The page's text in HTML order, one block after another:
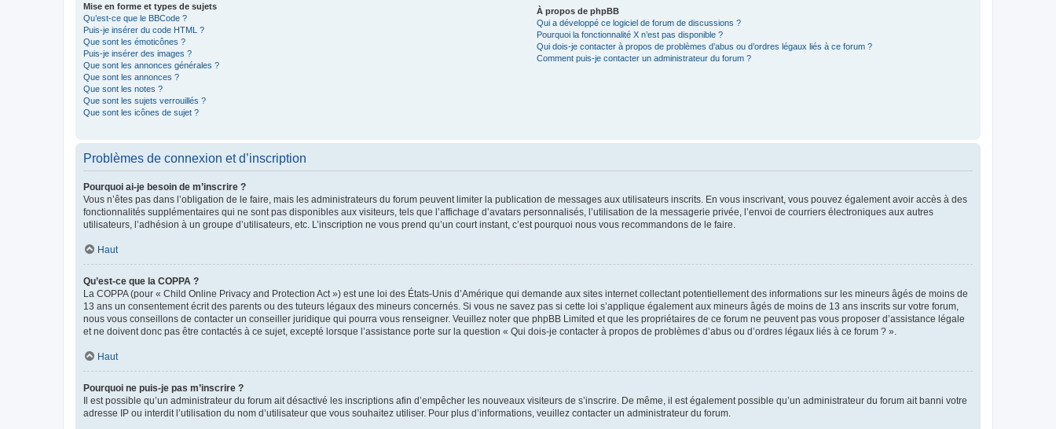
Mise en forme et types de sujets
Qu’est-ce que le BBCode ?
Puis-je insérer du code HTML ?
Que sont les émoticônes ?
Puis-je insérer des images ?
Que sont les annonces générales ?
Que sont les annonces ?
Que sont les notes ?
Que sont les sujets verrouillés ?
Que sont les icônes de sujet ?
À propos de phpBB
Qui a développé ce logiciel de forum de discussions ?
Pourquoi la fonctionnalité X n’est pas disponible ?
Qui dois-je contacter à propos de problèmes d’abus ou d’ordres légaux liés à ce forum ?
Comment puis-je contacter un administrateur du forum ?
Problèmes de connexion et d’inscription
Pourquoi ai-je besoin de m’inscrire ?
Vous n’êtes pas dans l’obligation de le faire, mais les administrateurs du forum peuvent limiter la publication de messages aux utilisateurs inscrits. En vous inscrivant, vous pouvez également avoir accès à des
fonctionnalités supplémentaires qui ne sont pas disponibles aux visiteurs, tels que l’affichage d’avatars personnalisés, l’utilisation de la messagerie privée, l’envoi de courriers électroniques aux autres
utilisateurs, l’adhésion à un groupe d’utilisateurs, etc. L’inscription ne vous prend qu’un court instant, c’est pourquoi nous vous recommandons de le faire.
Haut
Qu’est-ce que la COPPA ?
La COPPA (pour « Child Online Privacy and Protection Act ») est une loi des États-Unis d’Amérique qui demande aux sites internet collectant potentiellement des informations sur les mineurs âgés de moins de
13 ans un consentement écrit des parents ou des tuteurs légaux des mineurs concernés. Si vous ne savez pas si cette loi s’applique également aux mineurs âgés de moins de 13 ans inscrits sur votre forum,
nous vous conseillons de contacter un conseiller juridique qui pourra vous renseigner. Veuillez noter que phpBB Limited et que les propriétaires de ce forum ne peuvent pas vous proposer d’assistance légale
et ne doivent donc pas être contactés à ce sujet, excepté lorsque l’assistance porte sur la question « Qui dois-je contacter à propos de problèmes d’abus ou d’ordres légaux liés à ce forum ? ».
Haut
Pourquoi ne puis-je pas m’inscrire ?
Il est possible qu’un administrateur du forum ait désactivé les inscriptions afin d’empêcher les nouveaux visiteurs de s’inscrire. De même, il est également possible qu’un administrateur du forum ait banni votre
adresse IP ou interdit l’utilisation du nom d’utilisateur que vous souhaitez utiliser. Pour plus d’informations, veuillez contacter un administrateur du forum.